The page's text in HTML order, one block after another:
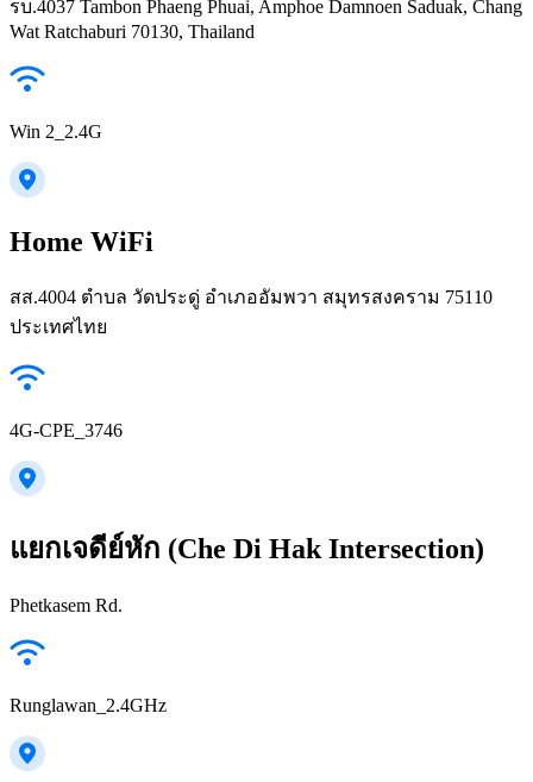
รบ.4037 Tambon Phaeng Phuai, Amphoe Damnoen Saduak, Chang
Wat Ratchaburi 70130, Thailand
Win 2_2.4G
Home WiFi
สส.4004 ตำบล วัดประดู่ อำเภออัมพวา สมุทรสงคราม 75110
ประเทศไทย
4G-CPE_3746
แยกเจดีย์หัก (Che Di Hak Intersection)
Phetkasem Rd.
Runglawan_2.4GHz